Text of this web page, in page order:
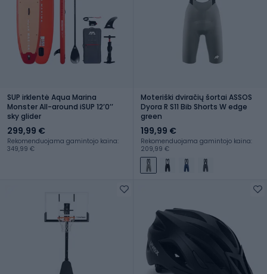
SUP irklentė Aqua Marina
Monster All-around iSUP 12ʼ0ʼʼ
sky glider
299,99 €
Rekomenduojama gamintojo kaina:
349,99 €
Moteriški dviračių šortai ASSOS
Dyora R S11 Bib Shorts W edge
green
199,99 €
Rekomenduojama gamintojo kaina:
209,99 €